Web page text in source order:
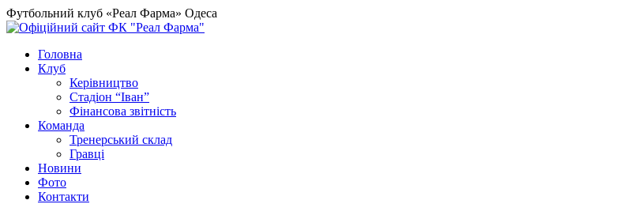
Футбольний клуб «Реал Фарма» Одеса
Головна
Клуб
Керівництво
Стадіон “Іван”
Фінансова звітність
Команда
Тренерський склад
Гравці
Новини
Фото
Контакти